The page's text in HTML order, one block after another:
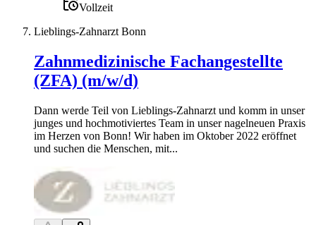
Vollzeit
Lieblings-Zahnarzt Bonn
Zahnmedizinische Fachangestellte
(ZFA) (m/w/d)
Dann werde Teil von Lieblings-Zahnarzt und komm in unser
junges und hochmotiviertes Team in unser nagelneuen Praxis
im Herzen von Bonn! Wir haben im Oktober 2022 eröffnet
und suchen die Menschen, mit...